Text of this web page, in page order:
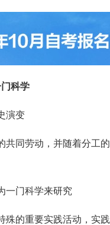
科学
演变
同劳动，并随着分工的
门科学来研究
的重要实践活动，实践